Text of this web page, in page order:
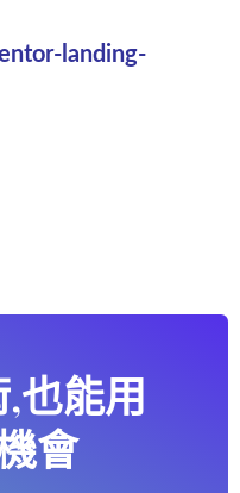
landing-
也能用
會